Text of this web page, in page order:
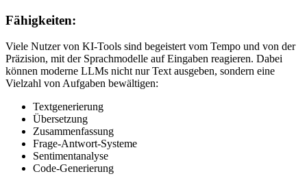
Fähigkeiten:
Viele Nutzer von KI-Tools sind begeistert vom Tempo und von der
Präzision, mit der Sprachmodelle auf Eingaben reagieren. Dabei
können moderne LLMs nicht nur Text ausgeben, sondern eine
Vielzahl von Aufgaben bewältigen:
Textgenerierung
Übersetzung
Zusammenfassung
Frage-Antwort-Systeme
Sentimentanalyse
Code-Generierung